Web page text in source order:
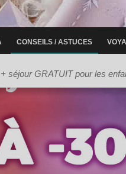
CONSEILS / ASTUCES
séjour GRATUIT pour les